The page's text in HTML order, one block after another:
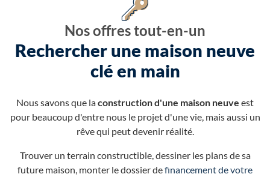
Nos offres tout-en-un
Rechercher une maison neuve
clé en main
Nous savons que laconstruction d'une maison neuve est
pour beaucoup d'entre nous le projet d'une vie, mais aussi un
rêve qui peut devenir réalité.
Trouver un terrain constructible, dessiner les plans de sa
future maison, monter le dossier definancement de votre